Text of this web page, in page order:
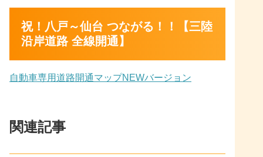
祝！八戸～仙台 つながる！！【三陸
沿岸道路 全線開通】
自動車専用道路開通マップNEWバージョン
関連記事